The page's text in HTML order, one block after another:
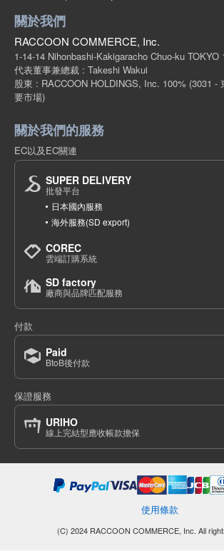
關於我們
RACCOON COMMERCE, Inc.
1-14-14 Nihonbashi-Kakigaracho Chuo-ku TOKYO
代表董事兼總裁 : Takeshi Wakui
股東 : RACCOON HOLDINGS, Inc. 100% (3031 -
要市場)
關於我們的服務
EC以及EC關連
SUPER DELIVERY
批發平台
日本國內服務
海外服務(SD export)
COREC
雲端訂購系統
SD factory
廠商與品牌匹配服務
付款
Paid
BtoB後付款
保證服務
URIHO
線上完結型應收帳款擔保
使用條款
(C) 2024 RACCOON COMMERCE, Inc. All